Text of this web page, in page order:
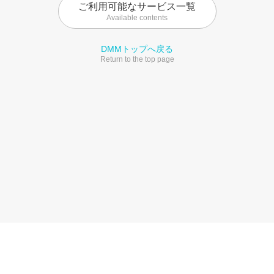
ご利用可能なサービス一覧
Available contents
DMMトップへ戻る
Return to the top page